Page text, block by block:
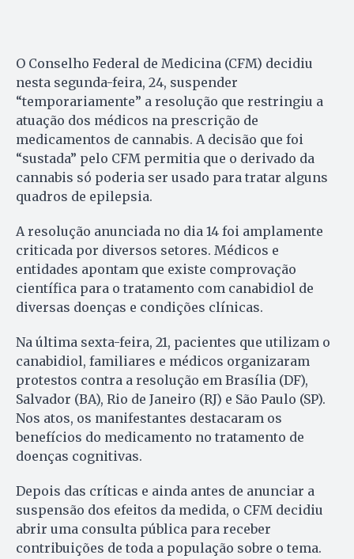
O Conselho Federal de Medicina (CFM) decidiu
nesta segunda-feira, 24, suspender
“temporariamente” a resolução que restringiu a
atuação dos médicos na prescrição de
medicamentos de cannabis. A decisão que foi
“sustada” pelo CFM permitia que o derivado da
cannabis só poderia ser usado para tratar alguns
quadros de epilepsia.
A resolução anunciada no dia 14 foi amplamente
criticada por diversos setores. Médicos e
entidades apontam que existe comprovação
científica para o tratamento com canabidiol de
diversas doenças e condições clínicas.
Na última sexta-feira, 21, pacientes que utilizam o
canabidiol, familiares e médicos organizaram
protestos contra a resolução em Brasília (DF),
Salvador (BA), Rio de Janeiro (RJ) e São Paulo (SP).
Nos atos, os manifestantes destacaram os
benefícios do medicamento no tratamento de
doenças cognitivas.
Depois das críticas e ainda antes de anunciar a
suspensão dos efeitos da medida, o CFM decidiu
abrir uma consulta pública para receber
contribuições de toda a população sobre o tema.